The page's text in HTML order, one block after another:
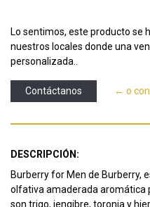
Lo sentimos, este producto se
nuestros locales donde una
personalizada..
Contáctanos ← o
DESCRIPCIÓN:
Burberry for Men de Burberry,
olfativa amaderada aromática
son trigo, jengibre, toronja y